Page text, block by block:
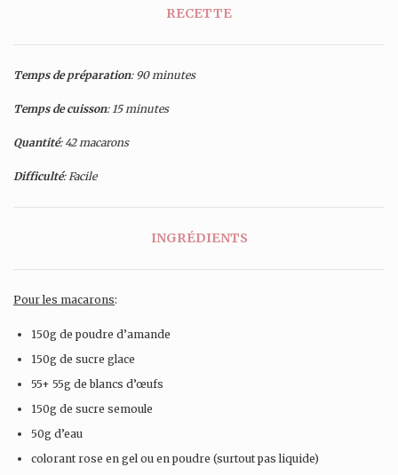
RECETTE
Temps de préparation: 90 minutes
Temps de cuisson: 15 minutes
Quantité: 42 macarons
Difficulté: Facile
INGRÉDIENTS
Pour les macarons:
150g de poudre d’amande
150g de sucre glace
55+ 55g de blancs d’œufs
150g de sucre semoule
50g d’eau
colorant rose en gel ou en poudre (surtout pas liquide)